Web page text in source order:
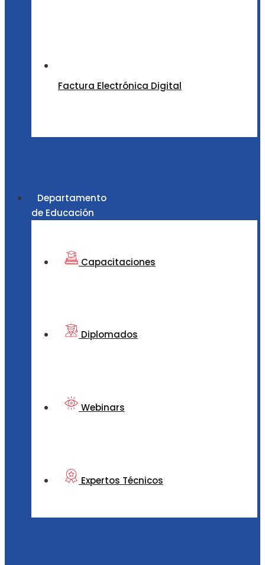
Factura Electrónica Digital
Departamento
de Educación
Capacitaciones
Diplomados
Webinars
Expertos Técnicos